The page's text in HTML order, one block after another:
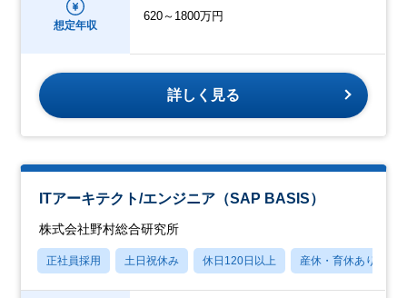
想定年収
620～1800万円
詳しく見る
ITアーキテクト/エンジニア（SAP BASIS）
株式会社野村総合研究所
正社員採用 土日祝休み 休日120日以上 産休・育休あり